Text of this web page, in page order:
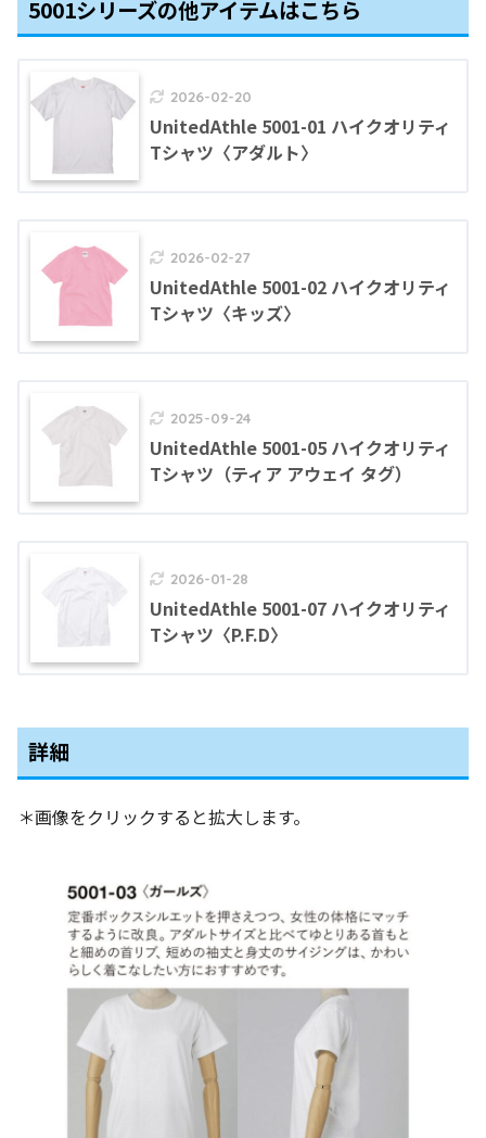
5001シリーズの他アイテムはこちら
2026-02-20
UnitedAthle 5001-01 ハイクオリティ
Tシャツ〈アダルト〉
2026-02-27
UnitedAthle 5001-02 ハイクオリティ
Tシャツ〈キッズ〉
2025-09-24
UnitedAthle 5001-05 ハイクオリティ
Tシャツ（ティア アウェイ タグ）
2026-01-28
UnitedAthle 5001-07 ハイクオリティ
Tシャツ〈P.F.D〉
詳細
＊画像をクリックすると拡大します。